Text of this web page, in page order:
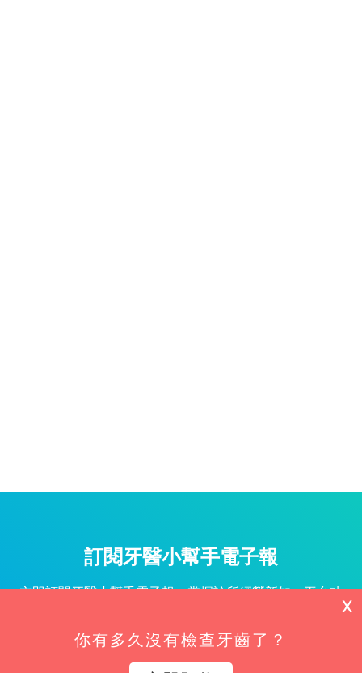
訂閱牙醫小幫手電子報
立即訂閱牙醫小幫手電子報，掌握診所經營新知、平台功
你有多久沒有檢查牙齒了？
X